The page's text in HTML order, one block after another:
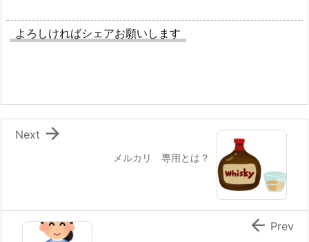
よろしければシェアお願いします
メルカリ 専用とは？

Next
 Prev